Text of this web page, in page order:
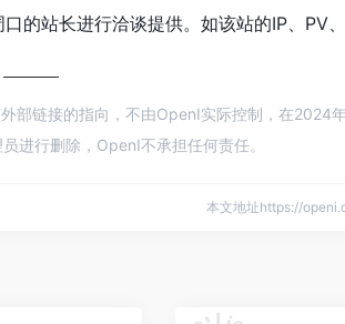
的站长进行洽谈提供。如该站的IP、PV、
部链接的指向，不由OpenI实际控制，在2024
进行删除，OpenI不承担任何责任。
本文地址https://